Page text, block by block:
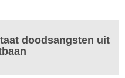
doodsangsten uit